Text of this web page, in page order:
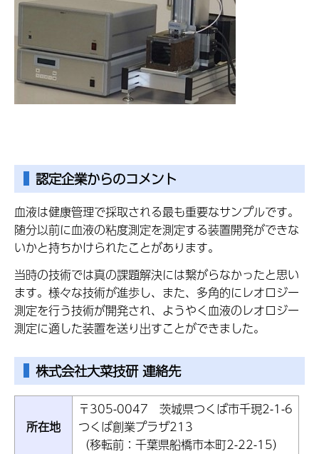
認定企業からのコメント
血液は健康管理で採取される最も重要なサンプルです。
随分以前に血液の粘度測定を測定する装置開発ができな
いかと持ちかけられたことがあります。
当時の技術では真の課題解決には繋がらなかったと思い
ます。様々な技術が進歩し、また、多角的にレオロジー
測定を行う技術が開発され、ようやく血液のレオロジー
測定に適した装置を送り出すことができました。
株式会社大菜技研 連絡先
所在地
〒305-0047 茨城県つくば市千現2-1-6
つくば創業プラザ213
（移転前：千葉県船橋市本町2-22-15）